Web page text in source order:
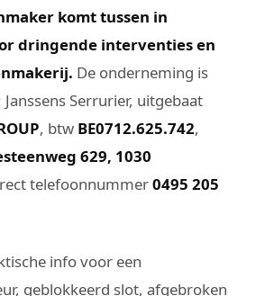
komt tussen in
dringende interventies en
De onderneming is
Serrurier, uitgebaat
, btw BE0712.625.742,
629, 1030
telefoonnummer0495 205
info voor een
geblokkeerd slot, afgebroken